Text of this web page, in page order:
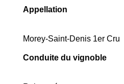
Appellation
Morey-Saint-Denis 1er Cru
Conduite du vignoble